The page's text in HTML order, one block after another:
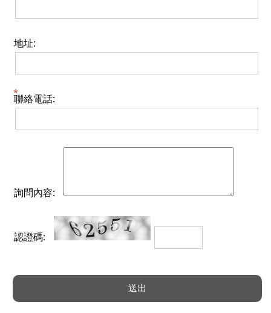
地址:
聯絡電話:
詢問內容:
認證碼: